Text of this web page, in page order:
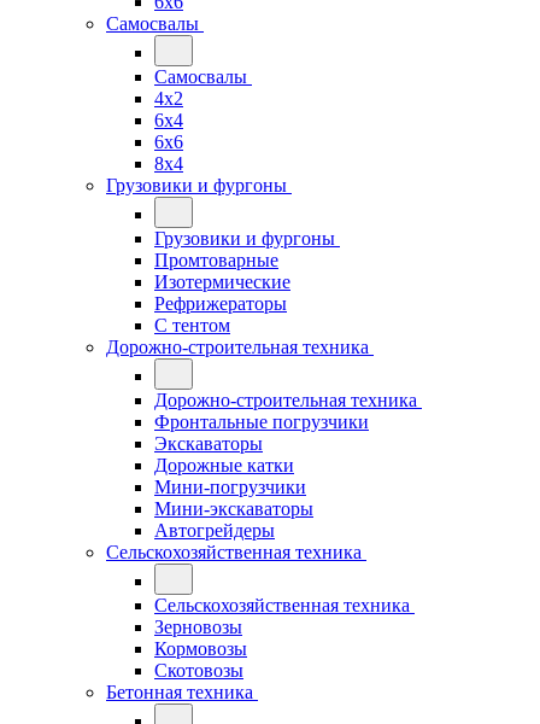
Самосвалы
Самосвалы
4x2
6x4
6x6
8x4
Грузовики и фургоны
Грузовики и фургоны
Промтоварные
Изотермические
Рефрижераторы
С тентом
Дорожно-строительная техника
Дорожно-строительная техника
Фронтальные погрузчики
Экскаваторы
Дорожные катки
Мини-погрузчики
Мини-экскаваторы
Автогрейдеры
Сельскохозяйственная техника
Сельскохозяйственная техника
Зерновозы
Кормовозы
Скотовозы
Бетонная техника